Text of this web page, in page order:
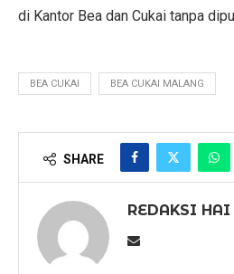
di Kantor Bea dan Cukai tanpa
BEA CUKAI BEA CUKAI MALANG
SHARE
REDAKSI